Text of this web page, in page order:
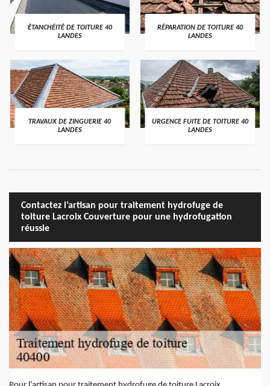
ÉTANCHÉITÉ DE TOITURE 40
LANDES
RÉPARATION DE TOITURE 40
LANDES
TRAVAUX DE ZINGUERIE 40
LANDES
URGENCE FUITE DE TOITURE 40
LANDES
Contactez l’artisan pour traitement hydrofuge de
toiture Lacroix Couverture pour une hydrofugation
réussie